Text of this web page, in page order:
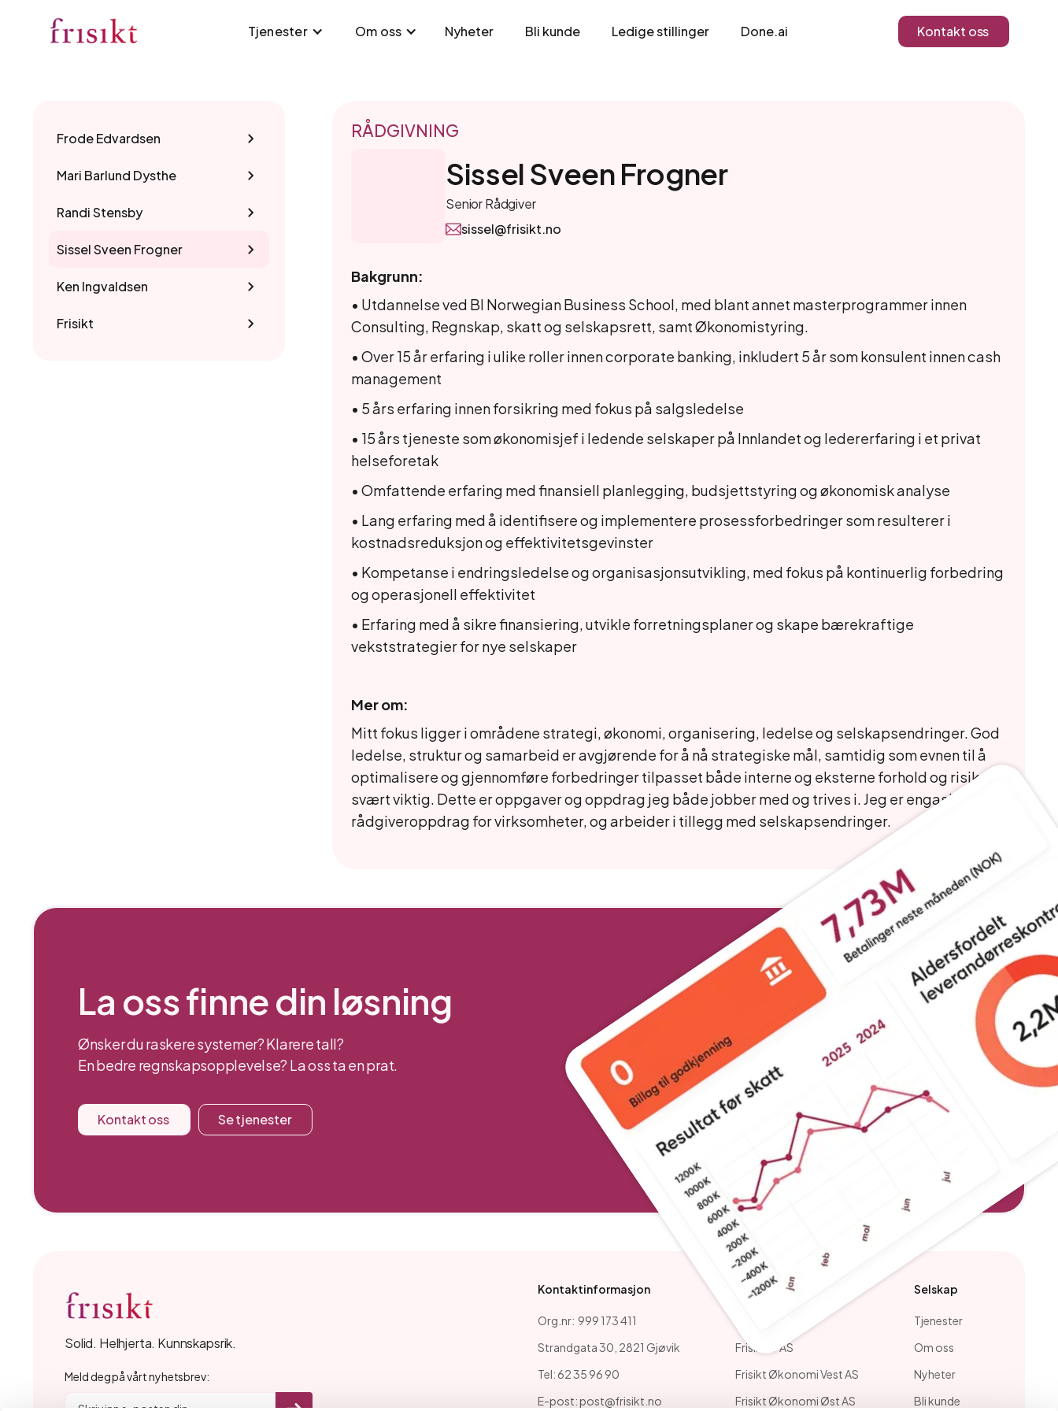
Tjenester Om oss Nyheter Bli kunde Ledige stillinger Done.ai Kontakt oss
Frode Edvardsen
Mari Barlund Dysthe
Randi Stensby
Sissel Sveen Frogner
Ken Ingvaldsen
Frisikt
RÅDGIVNING
Sissel Sveen Frogner
Senior Rådgiver
sissel@frisikt.no
Bakgrunn:
• Utdannelse ved BI Norwegian Business School, med blant annet masterprogrammer innen
Consulting, Regnskap, skatt og selskapsrett, samt Økonomistyring.
• Over 15 år erfaring i ulike roller innen corporate banking, inkludert 5 år som konsulent innen cash
management
• 5 års erfaring innen forsikring med fokus på salgsledelse
• 15 års tjeneste som økonomisjef i ledende selskaper på Innlandet og ledererfaring i et privat
helseforetak
• Omfattende erfaring med finansiell planlegging, budsjettstyring og økonomisk analyse
• Lang erfaring med å identifisere og implementere prosessforbedringer som resulterer i
kostnadsreduksjon og effektivitetsgevinster
• Kompetanse i endringsledelse og organisasjonsutvikling, med fokus på kontinuerlig forbedring
og operasjonell effektivitet
• Erfaring med å sikre finansiering, utvikle forretningsplaner og skape bærekraftige
vekststrategier for nye selskaper
Mer om:
Mitt fokus ligger i områdene strategi, økonomi, organisering, ledelse og selskapsendringer. God
ledelse, struktur og samarbeid er avgjørende for å nå strategiske mål, samtidig som evnen til å
optimalisere og gjennomføre forbedringer tilpasset både interne og eksterne forhold og risiko er
svært viktig. Dette er oppgaver og oppdrag jeg både jobber med og trives i. Jeg er engasjert i
rådgiveroppdrag for virksomheter, og arbeider i tillegg med selskapsendringer.
La oss finne din løsning
Ønsker du raskere systemer? Klarere tall?
En bedre regnskapsopplevelse? La oss ta en prat.
Kontakt oss Se tjenester
Solid. Helhjerta. Kunnskapsrik.
Meld deg på vårt nyhetsbrev:
Kontaktinformasjon
Org.nr: 999 173 411
Strandgata 30, 2821 Gjøvik
Tel: 62 35 96 90
E-post: post@frisikt.no
Våre selskaper
Frisikt IT AS
Frisikt Økonomi Vest AS
Frisikt Økonomi Øst AS
Selskap
Tjenester
Om oss
Nyheter
Bli kunde